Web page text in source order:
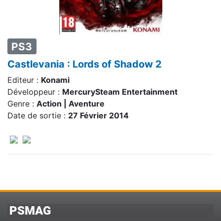
PS3
Castlevania : Lords of Shadow 2
Editeur : Konami
Développeur : MercurySteam Entertainment
Genre : Action | Aventure
Date de sortie : 27 Février 2014
PSMAG